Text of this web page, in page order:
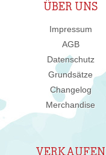
ÜBER UNS
Impressum
AGB
Datenschutz
Grundsätze
Changelog
Merchandise